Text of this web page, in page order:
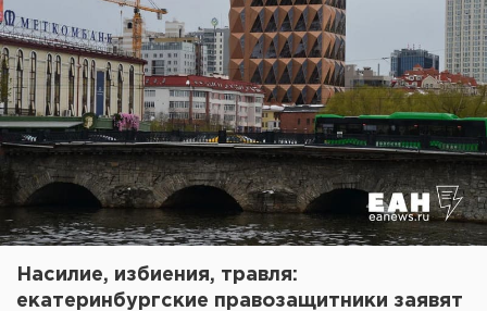
Насилие, избиения, травля:
екатеринбургские правозащитники заявят